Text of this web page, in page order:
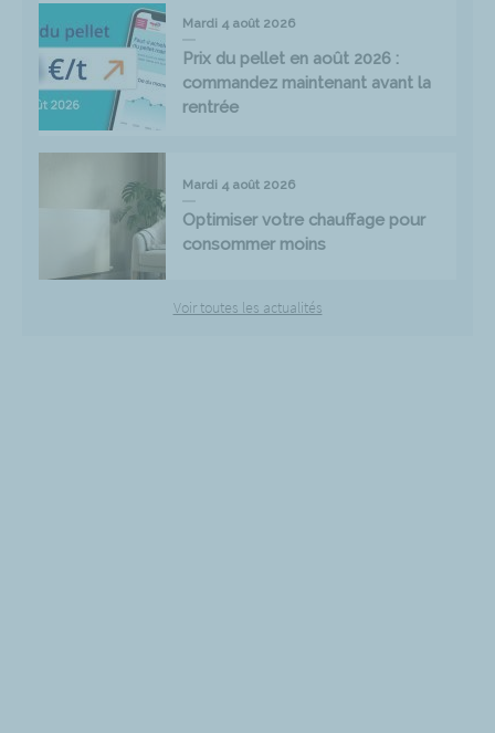
Mardi 4 août 2026
Prix du pellet en août 2026 :
commandez maintenant avant la
rentrée
Mardi 4 août 2026
Optimiser votre chauffage pour
consommer moins
Voir toutes les actualités